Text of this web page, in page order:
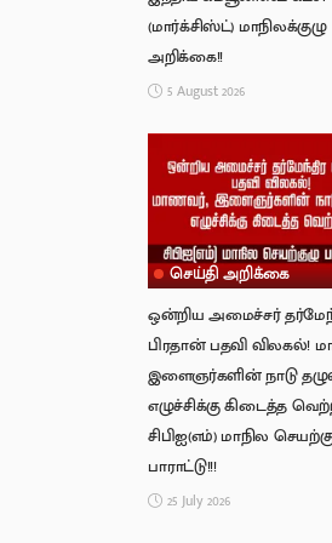
(மார்க்சிஸ்ட்) மாநிலக்குழு
அறிக்கை!!
5 August 2026
செய்தி அறிக்கை
ஒன்றிய அமைச்சர்
பிரதான் பதவி விலகல்!
இளைஞர்களின் நாடு
எழுச்சிக்கு கிடைத்த
சிபிஐ(எம்) மாநில
பாராட்டு!!!
25 July 2026